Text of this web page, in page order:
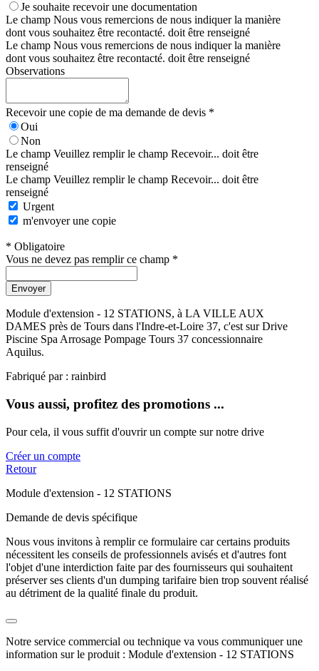
Je souhaite recevoir une documentation
Le champ Nous vous remercions de nous indiquer la manière
dont vous souhaitez être recontacté. doit être renseigné
Le champ Nous vous remercions de nous indiquer la manière
dont vous souhaitez être recontacté. doit être renseigné
Observations
Recevoir une copie de ma demande de devis *
Oui
Non
Le champ Veuillez remplir le champ Recevoir... doit être
renseigné
Le champ Veuillez remplir le champ Recevoir... doit être
renseigné
Urgent
m'envoyer une copie
* Obligatoire
Vous ne devez pas remplir ce champ *
Envoyer
Module d'extension - 12 STATIONS, à LA VILLE AUX
DAMES près de Tours dans l'Indre-et-Loire 37, c'est sur Drive
Piscine Spa Arrosage Pompage Tours 37 concessionnaire
Aquilus.
Fabriqué par : rainbird
Vous aussi, profitez des promotions ...
Pour cela, il vous suffit d'ouvrir un compte sur notre drive
Créer un compte
Retour
Module d'extension - 12 STATIONS
Demande de devis spécifique
Nous vous invitons à remplir ce formulaire car certains produits
nécessitent les conseils de professionnels avisés et d'autres font
l'objet d'une interdiction faite par des fournisseurs qui souhaitent
préserver ses clients d'un dumping tarifaire bien trop souvent réalisé
au détriment de la qualité finale du produit.
Notre service commercial ou technique va vous communiquer une
information sur le produit : Module d'extension - 12 STATIONS